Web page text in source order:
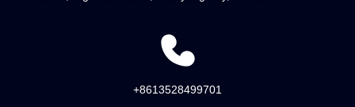
+8613528499701